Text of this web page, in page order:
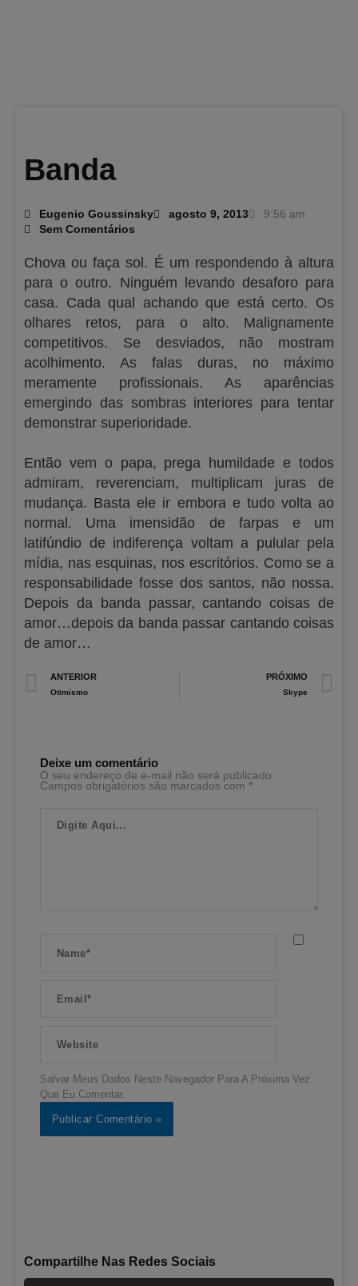
Banda
Eugenio Goussinsky agosto 9, 2013
9:56 am
Sem Comentários
Chova ou faça sol. É um respondendo à altura
para o outro. Ninguém levando desaforo para
casa. Cada qual achando que está certo. Os
olhares retos, para o alto. Malignamente
competitivos. Se desviados, não mostram
acolhimento. As falas duras, no máximo
meramente profissionais. As aparências
emergindo das sombras interiores para tentar
demonstrar superioridade.
Então vem o papa, prega humildade e todos
admiram, reverenciam, multiplicam juras de
mudança. Basta ele ir embora e tudo volta ao
normal. Uma imensidão de farpas e um
latifúndio de indiferença voltam a pulular pela
mídia, nas esquinas, nos escritórios. Como se a
responsabilidade fosse dos santos, não nossa.
Depois da banda passar, cantando coisas de
amor…depois da banda passar cantando coisas
de amor…
Prev
ANTERIOR
Otimismo
PRÓXIMO
Skype
Deixe um comentário
O seu endereço de e-mail não será publicado.
Campos obrigatórios são marcados com *
Aqui...
Salvar Meus Dados Neste Navegador Para A Próxima Vez
Que Eu Comentar.
Compartilhe Nas Redes Sociais